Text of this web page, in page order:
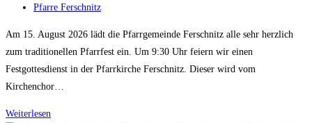
veröffentlicht:
Beitrags-
Pfarre Ferschnitz
Am 15. August 2026 lädt die Pfarrgemeinde Ferschnitz alle sehr herzlich
zum traditionellen Pfarrfest ein. Um 9:30 Uhr feiern wir einen
Festgottesdienst in der Pfarrkirche Ferschnitz. Dieser wird vom
Kirchenchor…
Weiterlesen